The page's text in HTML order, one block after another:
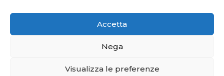
Accetta
Nega
Visualizza le preferenze
Registro nazionale degli aiuti di Stato di cui all’art. 52 della L. 234/2012
in modo da adempiere all’obbligo informativo relativo ai contributi